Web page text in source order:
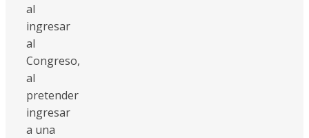
al
ingresar
al
Congreso,
al
pretender
ingresar
a una